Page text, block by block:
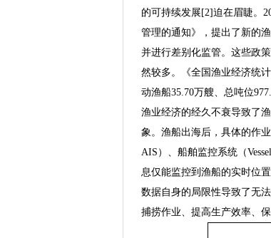
的可持续发展[2]迫在眉睫。
管理的通知》，提出了新的
并进行差别化监管。这些政
然较多。《全国渔业经济统
动渔船35.70万艘、总吨位
渔业经济的经久不衰导致了
象。渔船出海后，具体的作
AIS）、船舶监控系统（
息仅能监控到渔船的实时位
数据自身的局限性导致了无
捕捞作业、提高生产效率、保